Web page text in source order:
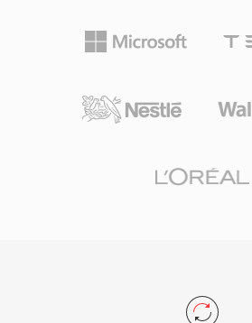
レーショナルパターンシステム
ワークフローシステムがMXFを
トしており、放送で使用される
も機能しています。
ーデックを使用し、後のバージ
のRealAudio 10)はCD品質に近
ットレートのエンコーディング
ングアルゴリズムをサポートし
トは、後のHLSやDASHなどの標